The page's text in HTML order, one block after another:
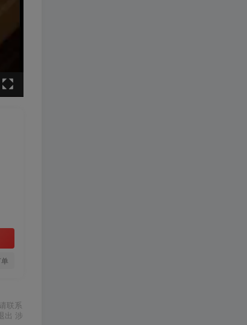
联系
出 涉